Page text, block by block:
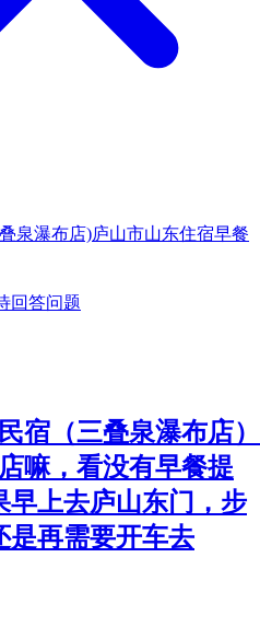
泉瀑布店)庐山市山东住宿早餐
回答问题
宿（三叠泉瀑布店）
嘛，看没有早餐提
早上去庐山东门，步
是再需要开车去